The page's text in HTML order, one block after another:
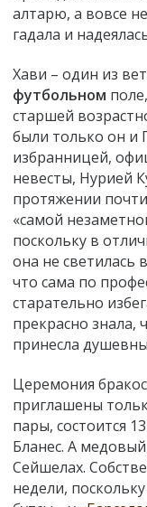
алтарю, а вовсе
гадала и
Хави – один из
футбольном
старшей
были только он и
избранницей,
невесты, Нурией
протяжении
«самой
поскольку в
она не светилась
что сама по
старательно
прекрасно знала,
принесла
Церемония
приглашены
пары, состоится
Бланес. А
Сейшелах.
недели,